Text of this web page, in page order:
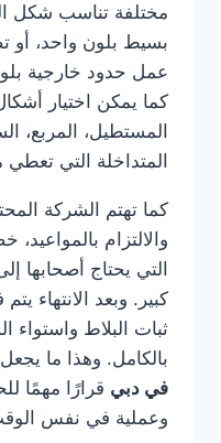
مختلفة تناسب شكل
بسيط بلون واحد، أو
عمل حدود خارجية
كما يمكن اختيار
المستطيل، المربع،
المتداخلة التي
كما تهتم الشركة
والالتزام
التي يحتاج أصحابها
كبير. وبعد الانتهاء
ثبات البلاط
بالكامل. وهذا ما يجعل
في دبي قرارًا مهمًا
وعملية في نفس